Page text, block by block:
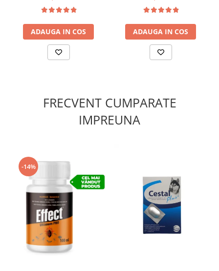
calitate în nutriția veterinară
ADAUGA IN COS ADAUGA IN COS
FRECVENT CUMPARATE
IMPREUNA
-14%